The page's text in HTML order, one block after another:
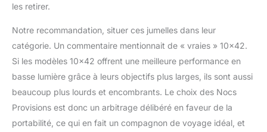
les retirer.
Notre recommandation, situer ces jumelles dans leur
catégorie. Un commentaire mentionnait de « vraies » 10×42.
Si les modèles 10×42 offrent une meilleure performance en
basse lumière grâce à leurs objectifs plus larges, ils sont aussi
beaucoup plus lourds et encombrants. Le choix des Nocs
Provisions est donc un arbitrage délibéré en faveur de la
portabilité, ce qui en fait un compagnon de voyage idéal, et